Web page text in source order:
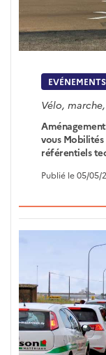
EVÉNEMENTS
Vélo,
vous Mobilités
référentiels
Publié le 05/05/